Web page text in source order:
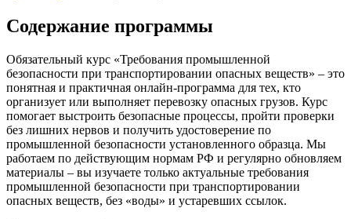
Содержание программы
Обязательный курс «Требования промышленной
безопасности при транспортировании опасных веществ» – это
понятная и практичная онлайн‑программа для тех, кто
организует или выполняет перевозку опасных грузов. Курс
помогает выстроить безопасные процессы, пройти проверки
без лишних нервов и получить удостоверение по
промышленной безопасности установленного образца. Мы
работаем по действующим нормам РФ и регулярно обновляем
материалы – вы изучаете только актуальные требования
промышленной безопасности при транспортировании
опасных веществ, без «воды» и устаревших ссылок.